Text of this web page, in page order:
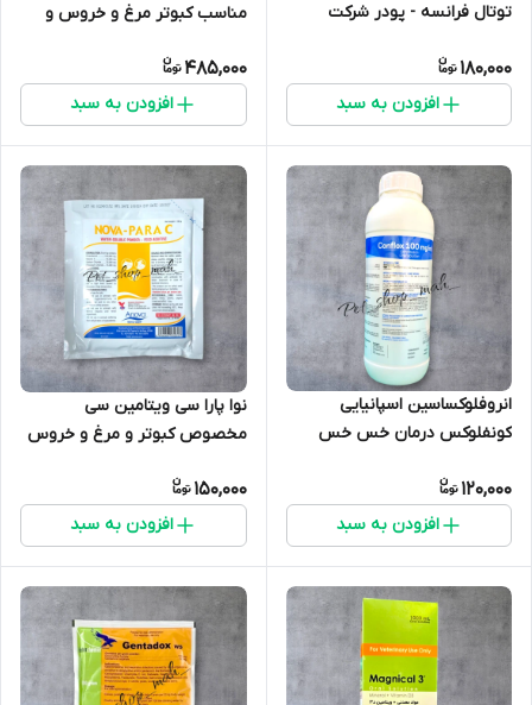
توتال فرانسه - پودر شرکت
180,000
افزودن به سبد
مناسب کبوتر مرغ و خروس و
485,000
افزودن به سبد
انروفلوکساسین اسپانیایی
کونفلوکس درمان خس خس
120,000
افزودن به سبد
نوا پارا سی ویتامین سی
مخصوص کبوتر و مرغ و خروس
150,000
افزودن به سبد